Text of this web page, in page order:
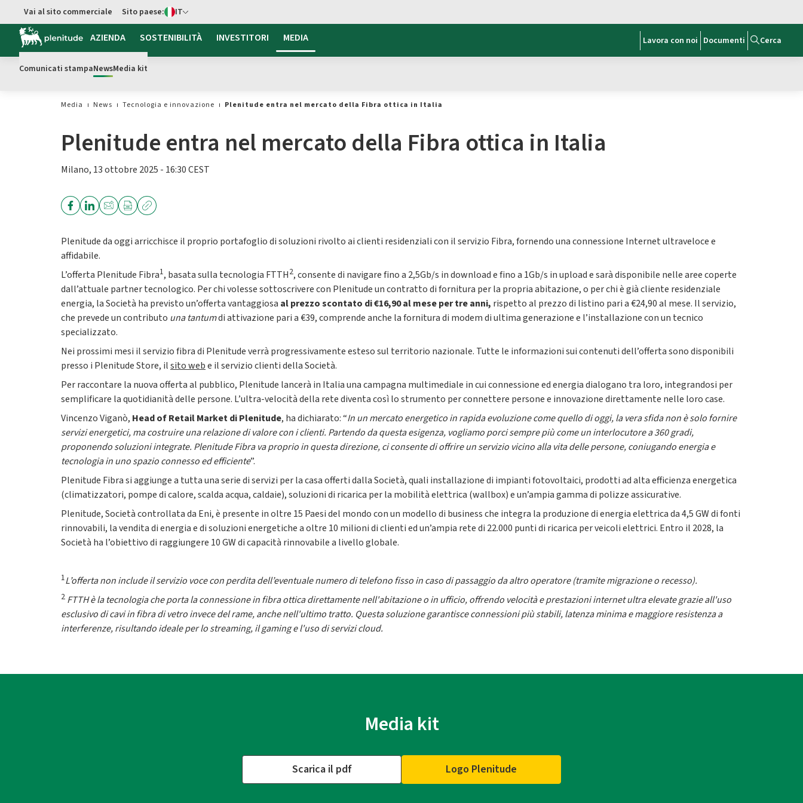
Vai al contenuto principale
Vai al sito commerciale Switch di Lingua
Sito paese: IT
AZIENDA SOSTENIBILITÀ INVESTITORI MEDIA
Comunicati stampaNewsMedia kit
Lavora con noi Documenti Cerca
Media News Tecnologia e innovazione Plenitude entra nel mercato della Fibra ottica in Italia
Plenitude entra nel mercato della Fibra ottica in Italia
Milano, 13 ottobre 2025 - 16:30 CEST
Plenitude da oggi arricchisce il proprio portafoglio di soluzioni rivolto ai clienti residenziali con il servizio Fibra, fornendo una connessione Internet ultraveloce e
affidabile.
L’offerta Plenitude Fibra1, basata sulla tecnologia FTTH2, consente di navigare fino a 2,5Gb/s in download e fino a 1Gb/s in upload e sarà disponibile nelle aree coperte
dall’attuale partner tecnologico. Per chi volesse sottoscrivere con Plenitude un contratto di fornitura per la propria abitazione, o per chi è già cliente residenziale
energia, la Società ha previsto un’offerta vantaggiosa al prezzo scontato di €16,90 al mese per tre anni, rispetto al prezzo di listino pari a€24,90 al mese. Il servizio,
che prevede un contributo una tantumdi attivazione pari a €39, comprende anche la fornitura di modem di ultima generazione e l’installazione con un tecnico
specializzato.
Nei prossimi mesi il servizio fibra di Plenitude verrà progressivamente esteso sul territorio nazionale. Tutte le informazioni sui contenuti dell’offerta sono disponibili
presso i Plenitude Store, ilsito webe il servizio clienti della Società.
Per raccontare la nuova offerta al pubblico, Plenitude lancerà in Italia una campagna multimediale in cui connessione ed energia dialogano tra loro, integrandosi per
semplificare la quotidianità delle persone. L’ultra-velocità della rete diventa così lo strumento per connettere persone e innovazione direttamente nelle loro case.
Vincenzo Viganò, Head of Retail Market di Plenitude, ha dichiarato: “In un mercato energetico in rapida evoluzione come quello di oggi, la vera sfida non è solo fornire
servizi energetici, ma costruire una relazione di valore con i clienti. Partendo da questa esigenza, vogliamo porci sempre più come un interlocutore a 360 gradi,
proponendo soluzioni integrate. Plenitude Fibra va proprio in questa direzione, ci consente di offrire un servizio vicino alla vita delle persone, coniugando energia e
tecnologia in uno spazio connesso ed efficiente”.
Plenitude Fibra si aggiunge a tutta una serie di servizi per la casa offerti dalla Società, quali installazione di impianti fotovoltaici, prodotti ad alta efficienza energetica
(climatizzatori, pompe di calore, scalda acqua, caldaie), soluzioni di ricarica per la mobilità elettrica (wallbox) e un’ampia gamma di polizze assicurative.
Plenitude, Società controllata da Eni, è presente in oltre 15 Paesi del mondo con un modello di business che integra la produzione di energia elettrica da 4,5 GW di fonti
rinnovabili, la vendita di energia e di soluzioni energetiche a oltre 10 milioni di clienti ed un’ampia rete di 22.000 punti di ricarica per veicoli elettrici. Entro il 2028, la
Società ha l’obiettivo di raggiungere 10 GW di capacità rinnovabile a livello globale.
1L’offerta non include il servizio voce con perdita dell’eventuale numero di telefono fisso in caso di passaggio da altro operatore (tramite migrazione o recesso).
2 FTTH è la tecnologia che porta la connessione in fibra ottica direttamente nell'abitazione o in ufficio, offrendo velocità e prestazioni internet ultra elevate grazie all'uso
esclusivo di cavi in fibra di vetro invece del rame, anche nell'ultimo tratto. Questa soluzione garantisce connessioni più stabili, latenza minima e maggiore resistenza a
interferenze, risultando ideale per lo streaming, il gaming e l'uso di servizi cloud.
Media kit
Logo Plenitude
Scarica il pdf